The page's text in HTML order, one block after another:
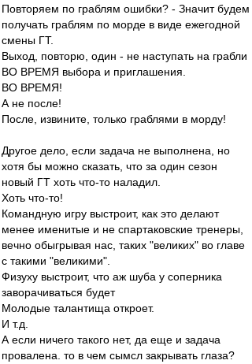
Повторяем по граблям ошибки? - Значит будем
получать граблям по морде в виде ежегодной
смены ГТ.
Выход, повторю, один - не наступать на грабли
ВО ВРЕМЯ выбора и приглашения.
ВО ВРЕМЯ!
А не после!
После, извините, только граблями в морду!
Другое дело, если задача не выполнена, но
хотя бы можно сказать, что за один сезон
новый ГТ хоть что-то наладил.
Хоть что-то!
Командную игру выстроит, как это делают
менее именитые и не спартаковские тренеры,
вечно обыгрывая нас, таких "великих" во главе
с такими "великими".
Физуху выстроит, что аж шуба у соперника
заворачиваться будет
Молодые талантища откроет.
И т.д.
А если ничего такого нет, да еще и задача
провалена. то в чем сымсл закрывать глаза?